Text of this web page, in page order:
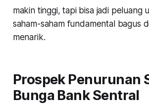
makin tinggi, tapi bisa jadi peluang
saham-saham fundamental bagus
menarik.
Prospek Penurunan
Bunga Bank Sentral